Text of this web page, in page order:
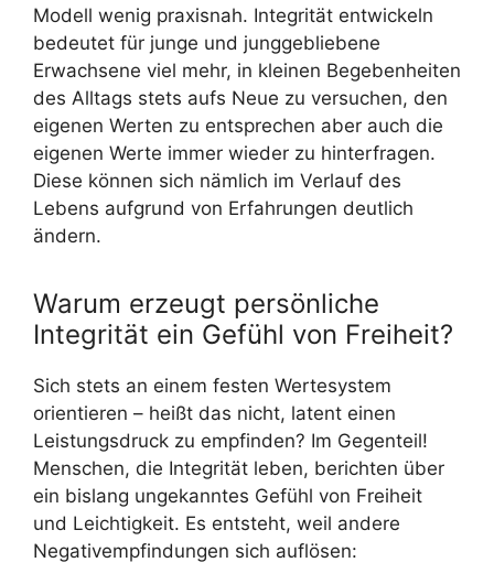
Modell wenig praxisnah. Integrität entwickeln
bedeutet für junge und junggebliebene
Erwachsene viel mehr, in kleinen Begebenheiten
des Alltags stets aufs Neue zu versuchen, den
eigenen Werten zu entsprechen aber auch die
eigenen Werte immer wieder zu hinterfragen.
Diese können sich nämlich im Verlauf des
Lebens aufgrund von Erfahrungen deutlich
ändern.
Warum erzeugt persönliche
Integrität ein Gefühl von Freiheit?
Sich stets an einem festen Wertesystem
orientieren – heißt das nicht, latent einen
Leistungsdruck zu empfinden? Im Gegenteil!
Menschen, die Integrität leben, berichten über
ein bislang ungekanntes Gefühl von Freiheit
und Leichtigkeit. Es entsteht, weil andere
Negativempfindungen sich auflösen: